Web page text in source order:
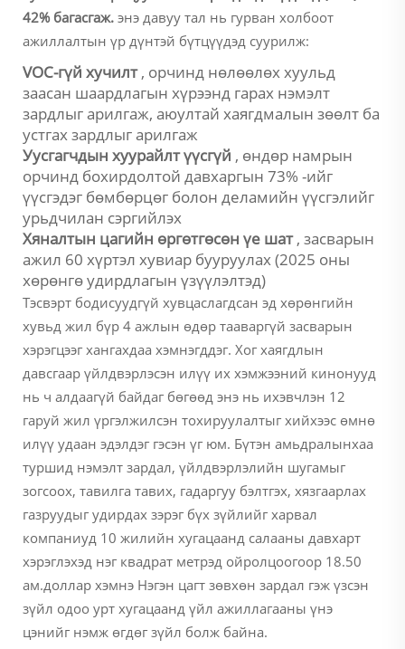
42% багасгаж. энэ давуу тал нь гурван холбоот
ажиллалтын үр дүнтэй бүтцүүдэд суурилж:
VOC-гүй хучилт, орчинд нөлөөлөх хуульд
заасан шаардлагын хүрээнд гарах нэмэлт
зардлыг арилгаж, аюултай хаягдмалын зөөлт ба
устгах зардлыг арилгаж
Уусгагчдын хуурайлт үүсгүй , өндөр намрын
орчинд бохирдолтой давхаргын 73% -ийг
үүсгэдэг бөмбөрцөг болон деламийн үүсгэлийг
урьдчилан сэргийлэх
Хяналтын цагийн өргөтгөсөн үе шат, засварын
ажил 60 хүртэл хувиар бууруулах (2025 оны
хөрөнгө удирдлагын үзүүлэлтэд)
Тэсвэрт бодисуудгүй хувцаслагдсан эд хөрөнгийн
хувьд жил бүр 4 ажлын өдөр тааваргүй засварын
хэрэгцээг хангахдаа хэмнэгддэг. Хог хаягдлын
давсгаар үйлдвэрлэсэн илүү их хэмжээний кинонууд
нь ч алдаагүй байдаг бөгөөд энэ нь ихэвчлэн 12
гаруй жил үргэлжилсэн тохируулалтыг хийхээс өмнө
илүү удаан эдэлдэг гэсэн үг юм. Бүтэн амьдралынхаа
туршид нэмэлт зардал, үйлдвэрлэлийн шугамыг
зогсоох, тавилга тавих, гадаргуу бэлтгэх, хязгаарлах
газруудыг удирдах зэрэг бүх зүйлийг харвал
компаниуд 10 жилийн хугацаанд салааны давхарт
хэрэглэхэд нэг квадрат метрэд ойролцоогоор 18.50
ам.доллар хэмнэ Нэгэн цагт зөвхөн зардал гэж үзсэн
зүйл одоо урт хугацаанд үйл ажиллагааны үнэ
цэнийг нэмж өгдөг зүйл болж байна.